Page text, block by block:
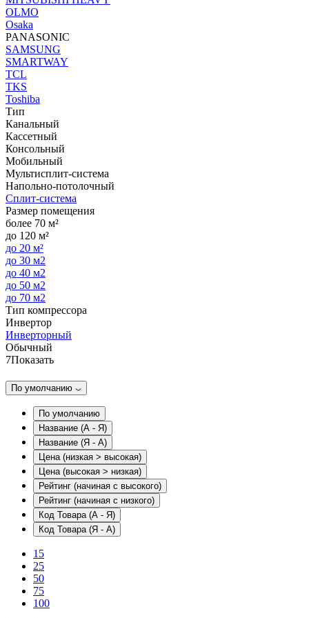
OLMO
Osaka
PANASONIC
SAMSUNG
SMARTWAY
TCL
TKS
Toshiba
Тип
Канальный
Кассетный
Консольный
Мобильный
Мультисплит-система
Напольно-потолочный
Сплит-система
Размер помещения
более 70 м²
до 120 м²
до 20 м²
до 30 м2
до 40 м2
до 50 м2
до 70 м2
Тип компрессора
Инвертор
Инверторный
Обычный
7Показать
По умолчанию
По умолчанию
Название (А - Я)
Название (Я - А)
Цена (низкая > высокая)
Цена (высокая > низкая)
Рейтинг (начиная с высокого)
Рейтинг (начиная с низкого)
Код Товара (А - Я)
Код Товара (Я - А)
15
25
50
75
100